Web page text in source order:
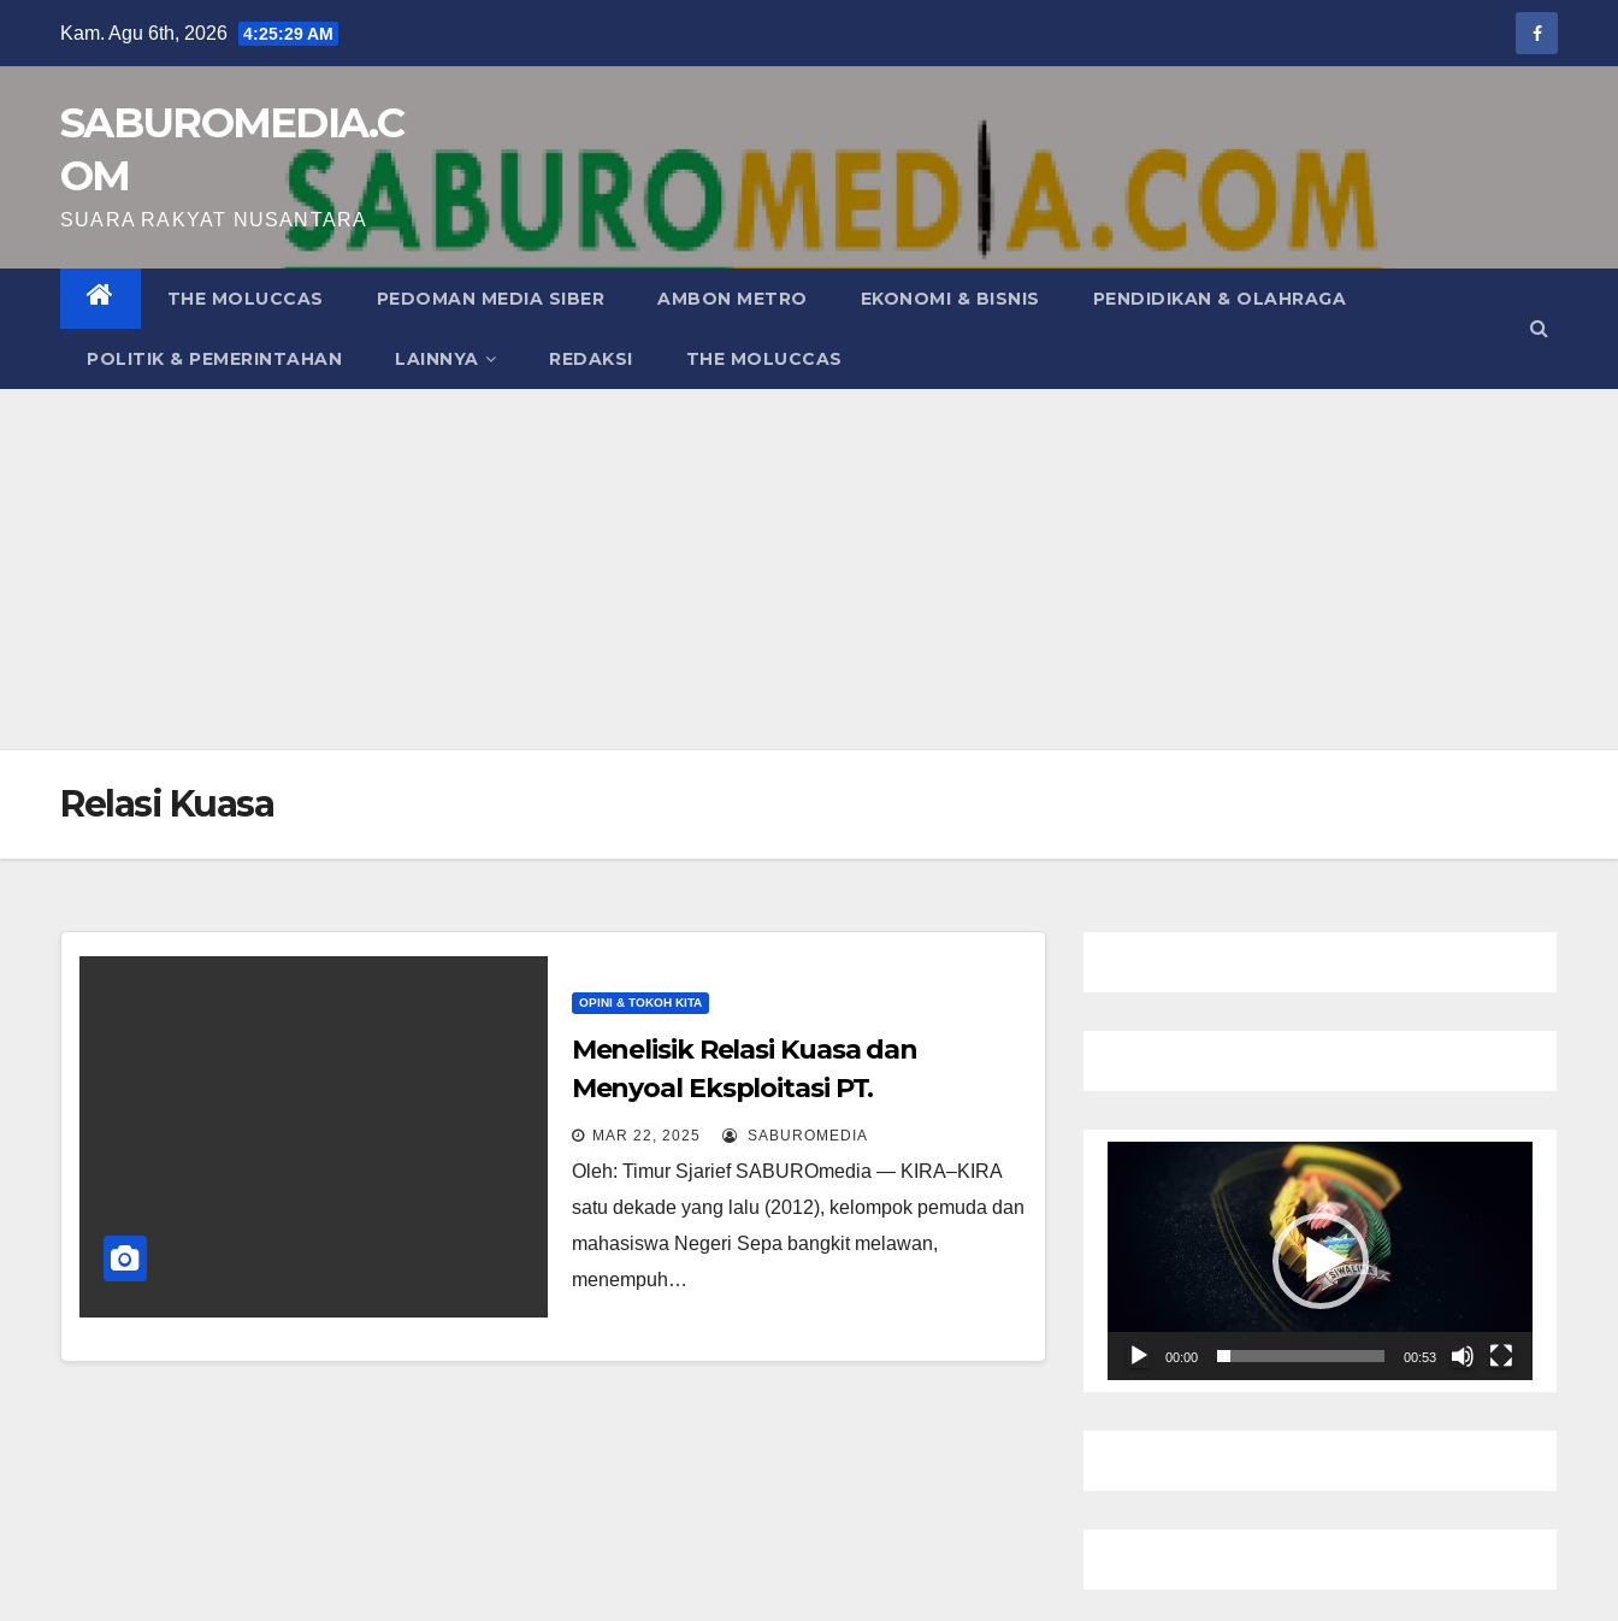
Kam. Agu 6th, 2026 4:25:30 AM
SABUROMEDIA.C
OM
SUARA RAKYAT NUSANTARA
THE MOLUCCAS PEDOMAN MEDIA SIBER AMBON METRO EKONOMI & BISNIS PENDIDIKAN & OLAHRAGA
POLITIK & PEMERINTAHAN LAINNYA REDAKSI THE MOLUCCAS
Relasi Kuasa
OPINI & TOKOH KITA
Menelisik Relasi Kuasa dan
Menyoal Eksploitasi PT.
Waragonda Minerals Pratama
MAR 22, 2025 SABUROMEDIA
Oleh: Timur Sjarief SABUROmedia — KIRA–KIRA
satu dekade yang lalu (2012), kelompok pemuda dan
mahasiswa Negeri Sepa bangkit melawan,
menempuh…
00:00 00:53